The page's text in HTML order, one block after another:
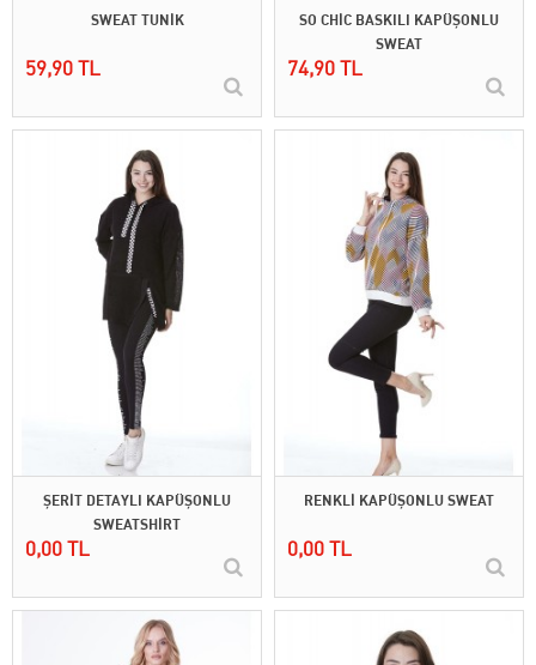
SWEAT TUNİK
59,90 TL
SO CHİC BASKILI KAPÜŞONLU
SWEAT
74,90 TL
ŞERİT DETAYLI KAPÜŞONLU
SWEATSHİRT
0,00 TL
RENKLİ KAPÜŞONLU SWEAT
0,00 TL